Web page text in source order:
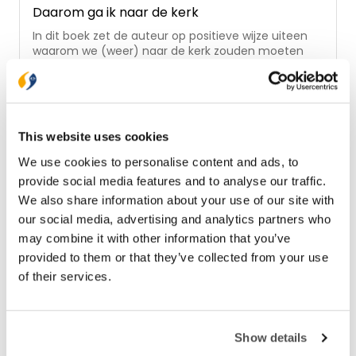
This website uses cookies
We use cookies to personalise content and ads, to
provide social media features and to analyse our traffic.
We also share information about your use of our site with
our social media, advertising and analytics partners who
may combine it with other information that you’ve
provided to them or that they’ve collected from your use
of their services.
Show details
Daarom ga ik naar de kerk
In dit boek zet de auteur op positieve wijze uiteen
waarom we (weer) naar de kerk zouden moeten
boekje is de coronatijd, waarin online diensten de
reguliere samenkomsten dreigen te vervangen. De
bezoeken. De kerk is een plaats van ontmoeting
met God, met anderen en met jezelf. Bovendien is
samenkomen een missionaire kans. In de kerk – huis
voor je ziel, hart en hoofd – valt wat te beleven,
oefen je jezelf in nederigheid en ontvang je een
voorproefje van wat komen gaat. Naar de kerk gaan
is een kunst. Dit boek helpt om de kunst (opnieuw)
te beoefenen.
€ 15,99